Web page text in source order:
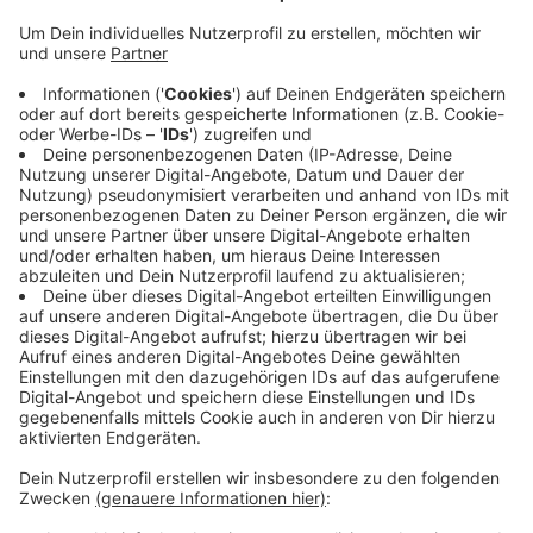
Anzeige
Vom Airport in die JVA Siegburg
Anzeige
Darunter war auch einer wegen Subventionsbetrugs
mit einer offenen Geldstrafe von 5.400 Euro. Da er die
Summe nicht aufbringen konnten, muss er ersatzweise
180 Tage Haft. Er wurde festgenommen und in die
JVA Siegburg gebracht.
Anzeige